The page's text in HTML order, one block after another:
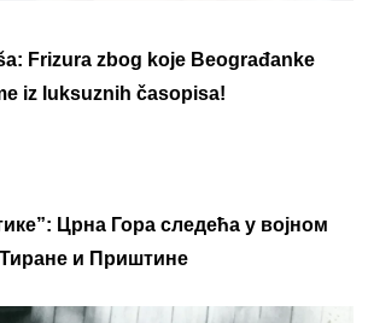
Frizura zbog koje Beograđanke
iz luksuznih časopisa!
Црна Гора следећа у војном
и Приштине